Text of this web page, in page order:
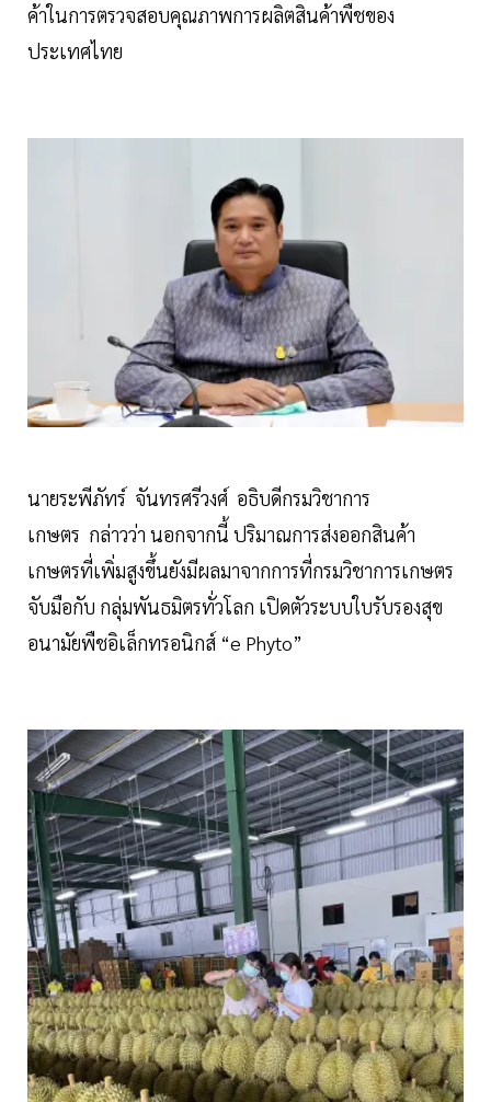
ค้าในการตรวจสอบคุณภาพการผลิตสินค้าพืชของ
ประเทศไทย
นายระพีภัทร์ จันทรศรีวงศ์ อธิบดีกรมวิชาการ
เกษตร กล่าวว่า นอกจากนี้ ปริมาณการส่งออกสินค้า
เกษตรที่เพิ่มสูงขึ้นยังมีผลมาจากการที่กรมวิชาการเกษตร
จับมือกับ กลุ่มพันธมิตรทั่วโลก เปิดตัวระบบใบรับรองสุข
อนามัยพืชอิเล็กทรอนิกส์ “e Phyto”